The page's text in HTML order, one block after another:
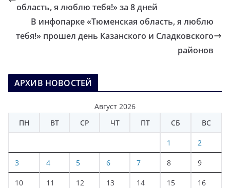
область, я люблю тебя!» за 8 дней
В инфопарке «Тюменская область, я люблю
тебя!» прошел день Казанского и Сладковского
районов
АРХИВ НОВОСТЕЙ
Август 2026
ПН
ВТ СР ЧТ ПТ СБ ВС
1 2
3 4 5 6 7 8 9
10 11 12 13 14 15 16